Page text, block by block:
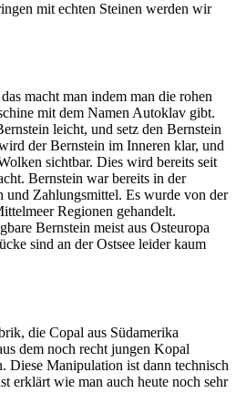
mit echten Steinen werden wir
macht man indem man die rohen
mit dem Namen Autoklav gibt.
leicht, und setz den Bernstein
der Bernstein im Inneren klar, und
sichtbar. Dies wird bereits seit
Bernstein war bereits in der
und Zahlungsmittel. Es wurde von der
Regionen gehandelt.
Bernstein meist aus Osteuropa
sind an der Ostsee leider kaum
die Copal aus Südamerika
dem noch recht jungen Kopal
Diese Manipulation ist dann technisch
erklärt wie man auch heute noch sehr